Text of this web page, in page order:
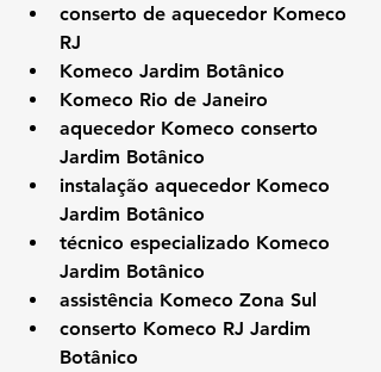
conserto de aquecedor Komeco
RJ
Komeco Jardim Botânico
Komeco Rio de Janeiro
aquecedor Komeco conserto
Jardim Botânico
instalação aquecedor Komeco
Jardim Botânico
técnico especializado Komeco
Jardim Botânico
assistência Komeco Zona Sul
conserto Komeco RJ Jardim
Botânico